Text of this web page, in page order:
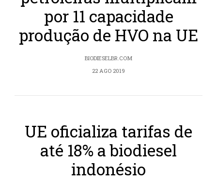
por 11 capacidade
produção de HVO na UE
BIODIESELBR.COM
22 AGO 2019
UE oficializa tarifas de
até 18% a biodiesel
indonésio